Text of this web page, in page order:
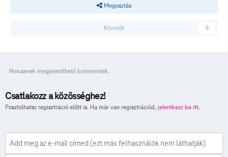
Megosztás
Követők 0
Nincsenek megjeleníthető kommentek.
Csatlakozz a közösséghez!
Posztolhatsz regisztráció előtt is. Ha már van regisztrációd, jelentkezz be itt.